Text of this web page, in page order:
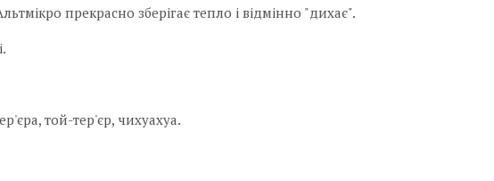
прекрасно зберігає тепло і відмінно "дихає".
той-тер'єр, чихуахуа.